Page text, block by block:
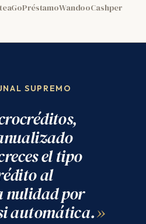
GoPréstamoWandooCashper
SUPREMO
el tipo
al
nulidad por
automática.